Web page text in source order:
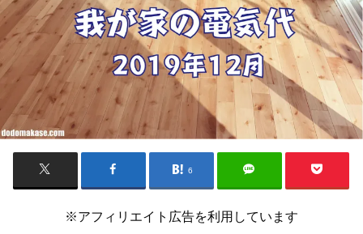
6
※アフィリエイト広告を利用しています